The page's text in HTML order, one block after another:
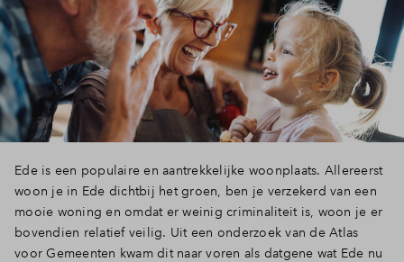
Ede is een populaire en aantrekkelijke woonplaats. Allereerst
woon je in Ede dichtbij het groen, ben je verzekerd van een
mooie woning en omdat er weinig criminaliteit is, woon je er
bovendien relatief veilig. Uit een onderzoek van de Atlas
voor Gemeenten kwam dit naar voren als datgene wat Ede nu